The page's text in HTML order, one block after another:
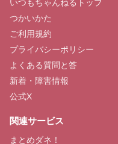
いつもちゃんねるトップ
つかいかた
ご利用規約
プライバシーポリシー
よくある質問と答
新着・障害情報
公式X
関連サービス
まとめダネ！